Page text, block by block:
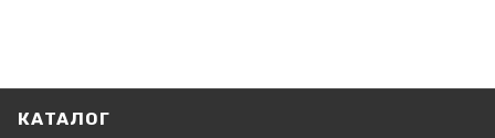
КАТАЛОГ